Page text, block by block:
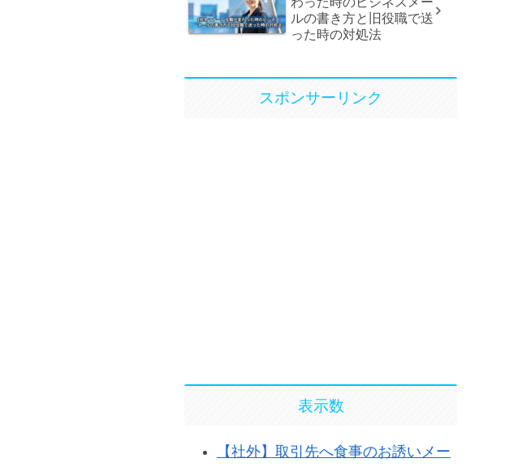
ルの書き方と旧役職で送
った時の対処法
スポンサーリンク
表示数
【社外】取引先へ食事のお誘いメー